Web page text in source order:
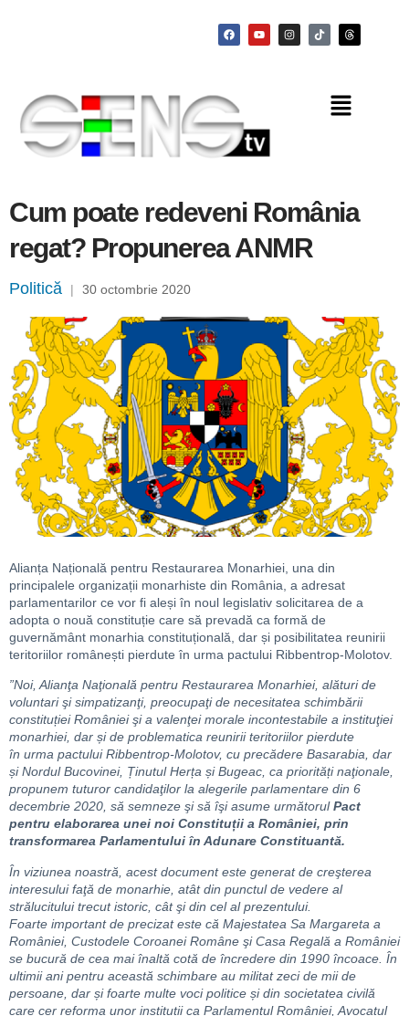
Cum poate redeveni România
regat? Propunerea ANMR
Politică | 30 octombrie 2020
Alianța Națională pentru Restaurarea Monarhiei, una din
principalele organizații monarhiste din România, a adresat
parlamentarilor ce vor fi aleși în noul legislativ solicitarea de a
adopta o nouă constituție care să prevadă ca formă de
guvernământ monarhia constituțională, dar și posibilitatea reunirii
teritoriilor românești pierdute în urma pactului Ribbentrop-Molotov.
”Noi, Alianţa Naţională pentru Restaurarea Monarhiei, alături de
voluntari şi simpatizanţi, preocupaţi de necesitatea schimbării
constituției României şi a valenţei morale incontestabile a instituţiei
monarhiei, dar și de problematica reunirii teritoriilor pierdute
în urma pactului Ribbentrop-Molotov, cu precădere Basarabia, dar
și Nordul Bucovinei, Ținutul Herța și Bugeac, ca priorități naţionale,
propunem tuturor candidaţilor la alegerile parlamentare din 6
decembrie 2020, să semneze şi să îşi asume următorulPact
pentru elaborarea unei noi Constituții a României, prin
transformarea Parlamentului în Adunare Constituantă.
În viziunea noastră, acest document este generat de creşterea
interesului faţă de monarhie, atât din punctul de vedere al
strălucitului trecut istoric, cât şi din cel al prezentului.
Foarte important de precizat este că Majestatea Sa Margareta a
României, Custodele Coroanei Române şi Casa Regală a României
se bucură de cea mai înaltă cotă de încredere din 1990 încoace. În
ultimii ani pentru această schimbare au militat zeci de mii de
persoane, dar și foarte multe voci politice și din societatea civilă
care cer reforma unor instituții ca Parlamentul României, Avocatul